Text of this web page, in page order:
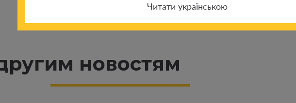
новостям
Читати українською